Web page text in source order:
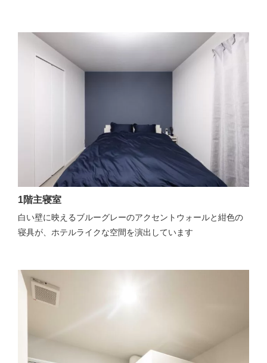
1階主寝室
白い壁に映えるブルーグレーのアクセントウォールと紺色の
寝具が、ホテルライクな空間を演出しています